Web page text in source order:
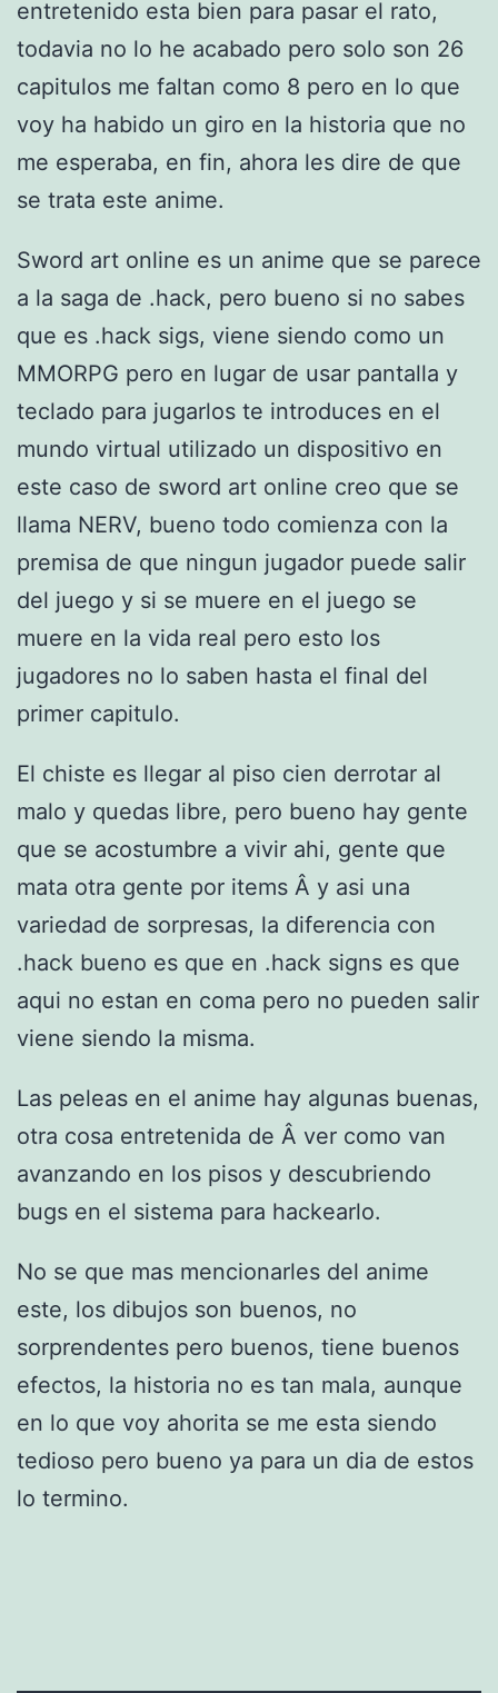
entretenido esta bien para pasar el rato,
todavia no lo he acabado pero solo son 26
capitulos me faltan como 8 pero en lo que
voy ha habido un giro en la historia que no
me esperaba, en fin, ahora les dire de que
se trata este anime.
Sword art online es un anime que se parece
a la saga de .hack, pero bueno si no sabes
que es .hack sigs, viene siendo como un
MMORPG pero en lugar de usar pantalla y
teclado para jugarlos te introduces en el
mundo virtual utilizado un dispositivo en
este caso de sword art online creo que se
llama NERV, bueno todo comienza con la
premisa de que ningun jugador puede salir
del juego y si se muere en el juego se
muere en la vida real pero esto los
jugadores no lo saben hasta el final del
primer capitulo.
El chiste es llegar al piso cien derrotar al
malo y quedas libre, pero bueno hay gente
que se acostumbre a vivir ahi, gente que
mata otra gente por items Â y asi una
variedad de sorpresas, la diferencia con
.hack bueno es que en .hack signs es que
aqui no estan en coma pero no pueden salir
viene siendo la misma.
Las peleas en el anime hay algunas buenas,
otra cosa entretenida de Â ver como van
avanzando en los pisos y descubriendo
bugs en el sistema para hackearlo.
No se que mas mencionarles del anime
este, los dibujos son buenos, no
sorprendentes pero buenos, tiene buenos
efectos, la historia no es tan mala, aunque
en lo que voy ahorita se me esta siendo
tedioso pero bueno ya para un dia de estos
lo termino.